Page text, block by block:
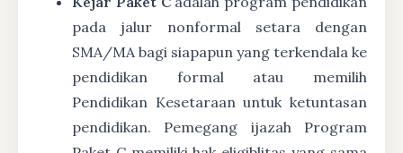
pada jalur nonformal setara dengan
SMA/MA bagi siapapun yang terkendala ke
pendidikan formal atau memilih
Pendidikan Kesetaraan untuk ketuntasan
pendidikan. Pemegang ijazah Program